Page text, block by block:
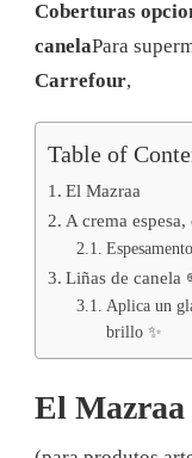
Coberturas
canelaPara
Carrefour,
Table of
El Mazraa
A crema
Liñas de
Aplica un
brillo ✨
El Mazraa